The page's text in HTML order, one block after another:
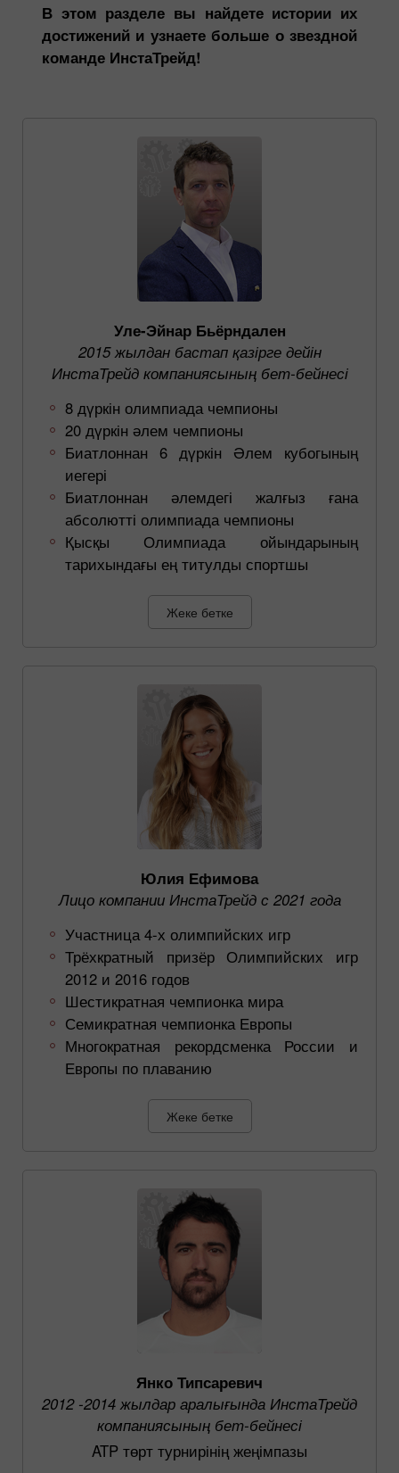
В этом разделе вы найдете истории их
достижений и узнаете больше о звездной
команде ИнстаТрейд!
Уле-Эйнар Бьёрндален
2015 жылдан бастап қазірге дейін
ИнстаТрейд компаниясының бет-бейнесі
8 дүркін олимпиада чемпионы
20 дүркін әлем чемпионы
Биатлоннан 6 дүркін Әлем кубогының
иегері
Биатлоннан әлемдегі жалғыз ғана
абсолютті олимпиада чемпионы
Қысқы Олимпиада ойындарының
тарихындағы ең титулды спортшы
Жеке бетке
Юлия Ефимова
Лицо компании ИнстаТрейд с 2021 года
Участница 4-х олимпийских игр
Трёхкратный призёр Олимпийских игр
2012 и 2016 годов
Шестикратная чемпионка мира
Семикратная чемпионка Европы
Многократная рекордсменка России и
Европы по плаванию
Жеке бетке
Янко Типсаревич
2012 -2014 жылдар аралығында ИнстаТрейд
компаниясының бет-бейнесі
ATP төрт турнирінің жеңімпазы